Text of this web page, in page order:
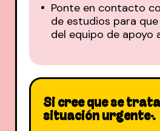
Ponte en contacto
de estudios para
del equipo de apoyo
Si cree que se
situación urgente: